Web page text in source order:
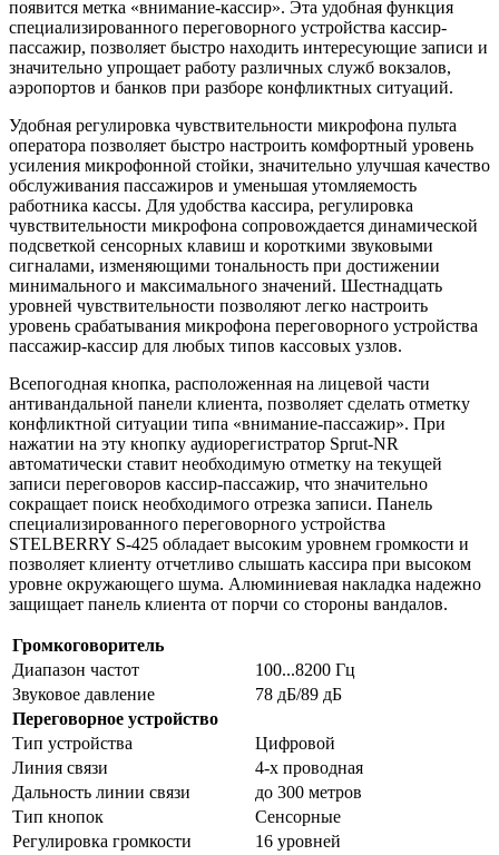
появится метка «внимание-кассир». Эта удобная функция
специализированного переговорного устройства кассир-
пассажир, позволяет быстро находить интересующие записи и
значительно упрощает работу различных служб вокзалов,
аэропортов и банков при разборе конфликтных ситуаций.
Удобная регулировка чувствительности микрофона пульта
оператора позволяет быстро настроить комфортный уровень
усиления микрофонной стойки, значительно улучшая качество
обслуживания пассажиров и уменьшая утомляемость
работника кассы. Для удобства кассира, регулировка
чувствительности микрофона сопровождается динамической
подсветкой сенсорных клавиш и короткими звуковыми
сигналами, изменяющими тональность при достижении
минимального и максимального значений. Шестнадцать
уровней чувствительности позволяют легко настроить
уровень срабатывания микрофона переговорного устройства
пассажир-кассир для любых типов кассовых узлов.
Всепогодная кнопка, расположенная на лицевой части
антивандальной панели клиента, позволяет сделать отметку
конфликтной ситуации типа «внимание-пассажир». При
нажатии на эту кнопку аудиорегистратор Sprut-NR
автоматически ставит необходимую отметку на текущей
записи переговоров кассир-пассажир, что значительно
сокращает поиск необходимого отрезка записи. Панель
специализированного переговорного устройства
STELBERRY S-425 обладает высоким уровнем громкости и
позволяет клиенту отчетливо слышать кассира при высоком
уровне окружающего шума. Алюминиевая накладка надежно
защищает панель клиента от порчи со стороны вандалов.
Громкоговоритель
Диапазон частот
100...8200 Гц
Звуковое давление
78 дБ/89 дБ
Переговорное устройство
Тип устройства
Цифровой
Линия связи
4-х проводная
Дальность линии связи
до 300 метров
Тип кнопок
Сенсорные
Регулировка громкости
16 уровней